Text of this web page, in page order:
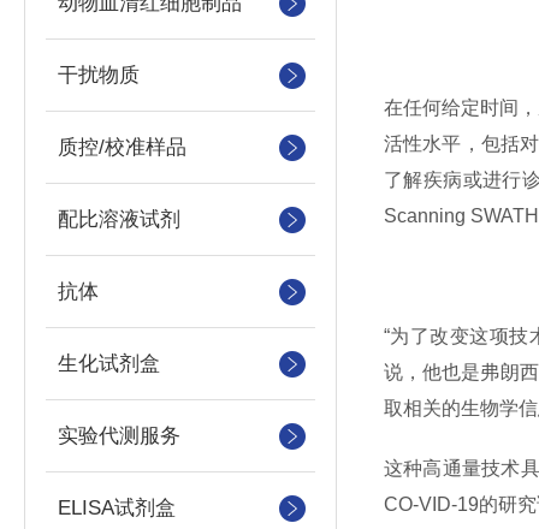
干扰物质
质控/校准样品
配比溶液试剂
抗体
生化试剂盒
实验代测服务
ELISA试剂盒
在任何给定时间
活性水平，包括
了解疾病或进行
Scanning
“为了改变这项
说，他也是弗朗
取相关的生物学
这种高通量技术
CO-VID-19的研